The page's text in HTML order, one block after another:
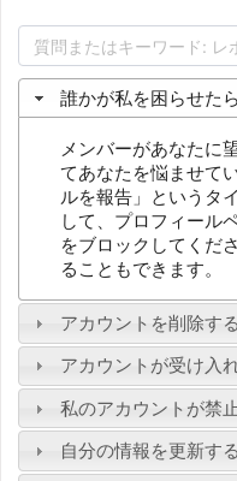
誰かが私を困らせた
メンバーがあなたに
てあなたを悩ませて
ルを報告」というタ
して、プロフィール
をブロックしてくだ
ることもできます。
アカウントを削除す
アカウントが受け入
私のアカウントが禁
自分の情報を更新す